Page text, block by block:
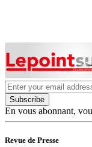
Subscribe
En vous abonnant,
Revue de Presse